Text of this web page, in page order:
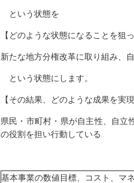
という状態を
【どのような状態になることを狙
新たな地方分権改革に取り組み、
という状態にします。
【その結果、どのような成果を実
県民・市町村・県が自主性、自立
の役割を担い行動している
基本事業の数値目標、コスト、マ